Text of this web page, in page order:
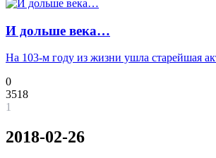
И дольше века…
На 103-м году из жизни ушла старейшая
0
3518
1
2018-02-26